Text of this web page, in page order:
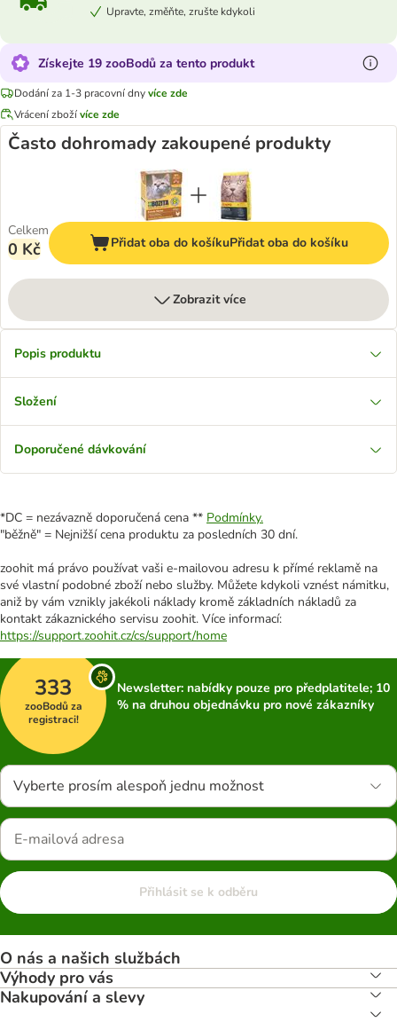
Upravte, změňte, zrušte kdykoli
Získejte 19 zooBodů za tento produkt
Dodání za 1-3 pracovní dnyvíce zde
Vrácení zbožívíce zde
Často dohromady zakoupené produkty
Celkem
0 Kč Přidat oba do košíkuPřidat oba do košíku
Zobrazit více
Popis produktu
Složení
Doporučené dávkování
*DC = nezávazně doporučená cena ** Podmínky.
"běžně" = Nejnižší cena produktu za posledních 30 dní.
zoohit má právo používat vaši e-mailovou adresu k přímé reklamě na
své vlastní podobné zboží nebo služby. Můžete kdykoli vznést námitku,
aniž by vám vznikly jakékoli náklady kromě základních nákladů za
kontakt zákaznického servisu zoohit. Více informací:
https://support.zoohit.cz/cs/support/home
333
zooBodů za
registraci!
Newsletter: nabídky pouze pro předplatitele; 10
% na druhou objednávku pro nové zákazníky
Vyberte prosím alespoň jednu možnost
Přihlásit se k odběru
O nás a našich službách
Výhody pro vás
Nakupování a slevy